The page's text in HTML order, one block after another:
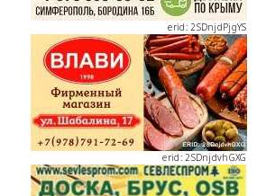
erid: 2SDnjdPjgYS
erid: 2SDnjdvhGXG